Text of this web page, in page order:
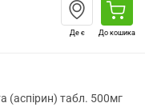
Де є До кошика
(аспірин) табл. 500мг